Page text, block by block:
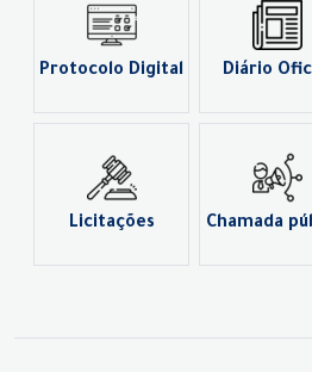
Protocolo Digital Diário
Licitações Chamada